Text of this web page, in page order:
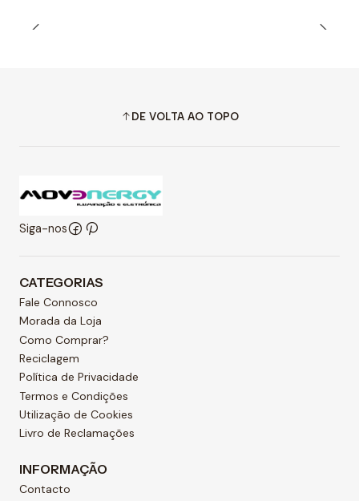
DE VOLTA AO TOPO
Siga-nos
CATEGORIAS
Fale Connosco
Morada da Loja
Como Comprar?
Reciclagem
Política de Privacidade
Termos e Condições
Utilização de Cookies
Livro de Reclamações
INFORMAÇÃO
Contacto